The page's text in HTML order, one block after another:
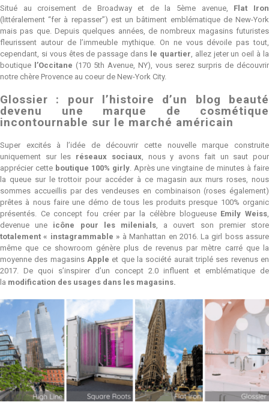
Situé au croisement de Broadway et de la 5ème avenue, Flat Iron
(littéralement “fer à repasser”) est un bâtiment emblématique de New-York
mais pas que. Depuis quelques années, de nombreux magasins futuristes
fleurissent autour de l’immeuble mythique. On ne vous dévoile pas tout,
cependant, si vous êtes de passage dans le quartier, allez jeter un oeil à la
boutique l’Occitane (170 5th Avenue, NY), vous serez surpris de découvrir
notre chère Provence au coeur de New-York City.
Glossier : pour l’histoire d’un blog beauté
devenu une marque de cosmétique
incontournable sur le marché américain
Super excités à l’idée de découvrir cette nouvelle marque construite
uniquement sur les réseaux sociaux, nous y avons fait un saut pour
apprécier cette boutique 100% girly. Après une vingtaine de minutes à faire
la queue sur le trottoir pour accéder à ce magasin aux murs roses, nous
sommes accueillis par des vendeuses en combinaison (roses également)
prêtes à nous faire une démo de tous les produits presque 100% organic
présentés. Ce concept fou créer par la célèbre blogueuse Emily Weiss,
devenue une icône pour les milenials, a ouvert son premier store
totalement « instagrammable » à Manhattan en 2016. La girl boss assure
même que ce showroom génère plus de revenus par mètre carré que la
moyenne des magasinsApple et que la société aurait triplé ses revenus en
2017. De quoi s’inspirer d’un concept 2.0 influent et emblématique de
la modification des usages dans les magasins.